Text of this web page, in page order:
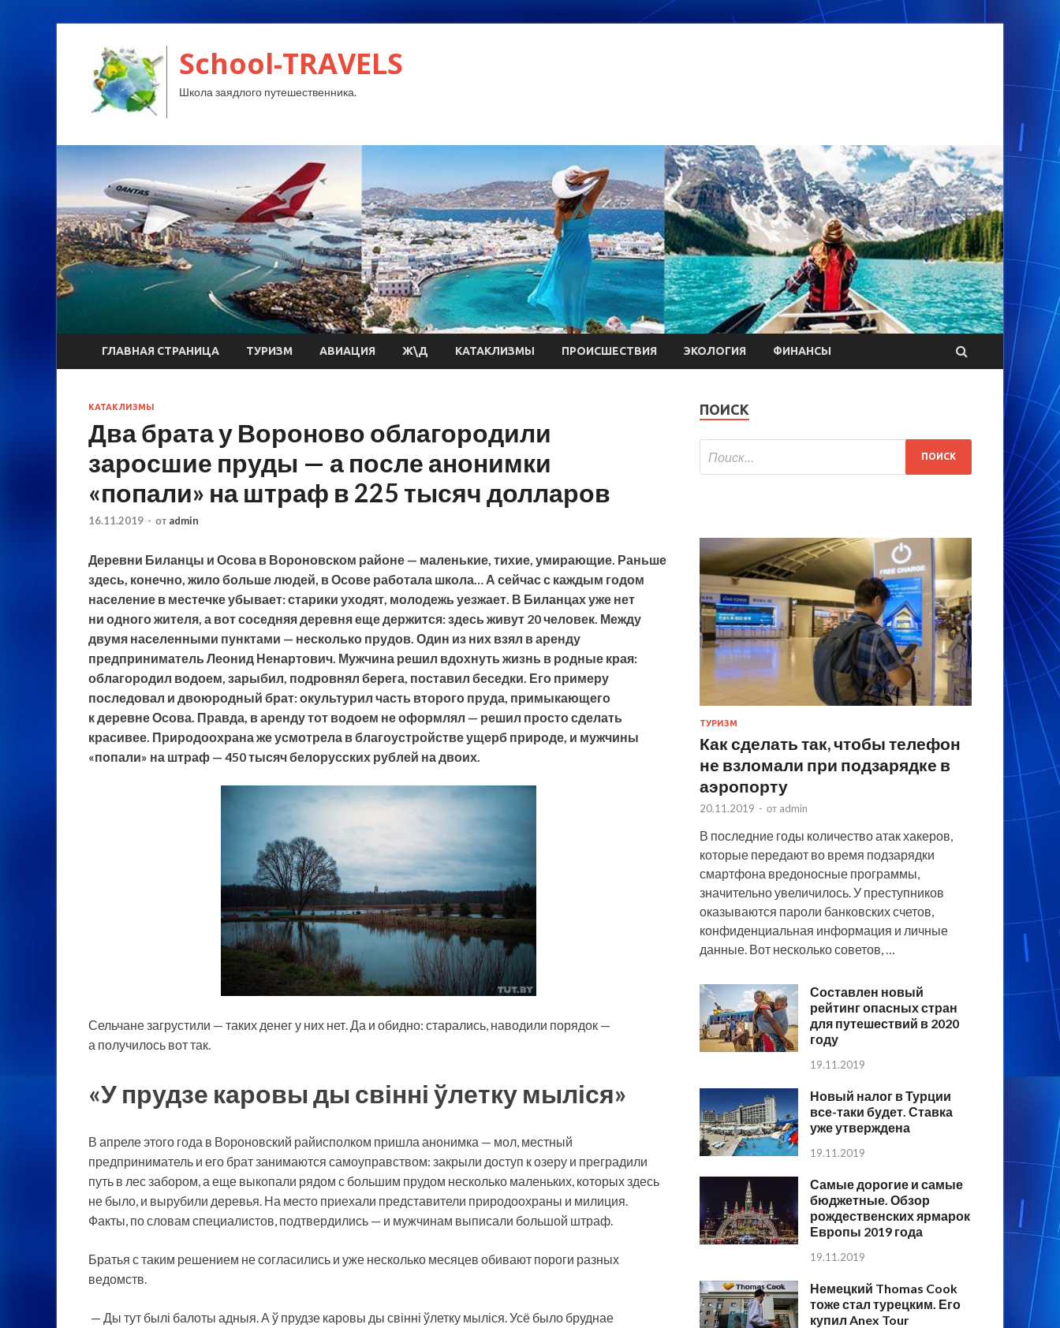
School-TRAVELS
Школа заядлого путешественника.
ГЛАВНАЯ СТРАНИЦА ТУРИЗМ АВИАЦИЯ Ж\Д КАТАКЛИЗМЫ ПРОИСШЕСТВИЯ ЭКОЛОГИЯ ФИНАНСЫ
КАТАКЛИЗМЫ
Два брата у Вороново облагородили
заросшие пруды — а после анонимки
«попали» на штраф в 225 тысяч долларов
16.11.2019 - от admin
Деревни Биланцы и Осова в Вороновском районе — маленькие, тихие, умирающие. Раньше
здесь, конечно, жило больше людей, в Осове работала школа… А сейчас с каждым годом
население в местечке убывает: старики уходят, молодежь уезжает. В Биланцах уже нет
ни одного жителя, а вот соседняя деревня еще держится: здесь живут 20 человек. Между
двумя населенными пунктами — несколько прудов. Один из них взял в аренду
предприниматель Леонид Ненартович. Мужчина решил вдохнуть жизнь в родные края:
облагородил водоем, зарыбил, подровнял берега, поставил беседки. Его примеру
последовал и двоюродный брат: окультурил часть второго пруда, примыкающего
к деревне Осова. Правда, в аренду тот водоем не оформлял — решил просто сделать
красивее. Природоохрана же усмотрела в благоустройстве ущерб природе, и мужчины
«попали» на штраф — 450 тысяч белорусских рублей на двоих.
Сельчане загрустили — таких денег у них нет. Да и обидно: старались, наводили порядок —
а получилось вот так.
«У прудзе каровы ды свінні ўлетку мыліся»
В апреле этого года в Вороновский райисполком пришла анонимка — мол, местный
предприниматель и его брат занимаются самоуправством: закрыли доступ к озеру и преградили
путь в лес забором, а еще выкопали рядом с большим прудом несколько маленьких, которых здесь
не было, и вырубили деревья. На место приехали представители природоохраны и милиция.
Факты, по словам специалистов, подтвердились — и мужчинам выписали большой штраф.
Братья с таким решением не согласились и уже несколько месяцев обивают пороги разных
ведомств.
— Ды тут былі балоты адныя. А ў прудзе каровы ды свінні ўлетку мыліся. Усё было бруднае
ПОИСК
ТУРИЗМ
Как сделать так, чтобы телефон
не взломали при подзарядке в
аэропорту
20.11.2019 - от admin
В последние годы количество атак хакеров,
которые передают во время подзарядки
смартфона вредоносные программы,
значительно увеличилось. У преступников
оказываются пароли банковских счетов,
конфиденциальная информация и личные
данные. Вот несколько советов, …
Составлен новый
рейтинг опасных стран
для путешествий в 2020
году
19.11.2019
Новый налог в Турции
все-таки будет. Ставка
уже утверждена
19.11.2019
Самые дорогие и самые
бюджетные. Обзор
рождественских ярмарок
Европы 2019 года
19.11.2019
Немецкий Thomas Cook
тоже стал турецким. Его
купил Anex Tour